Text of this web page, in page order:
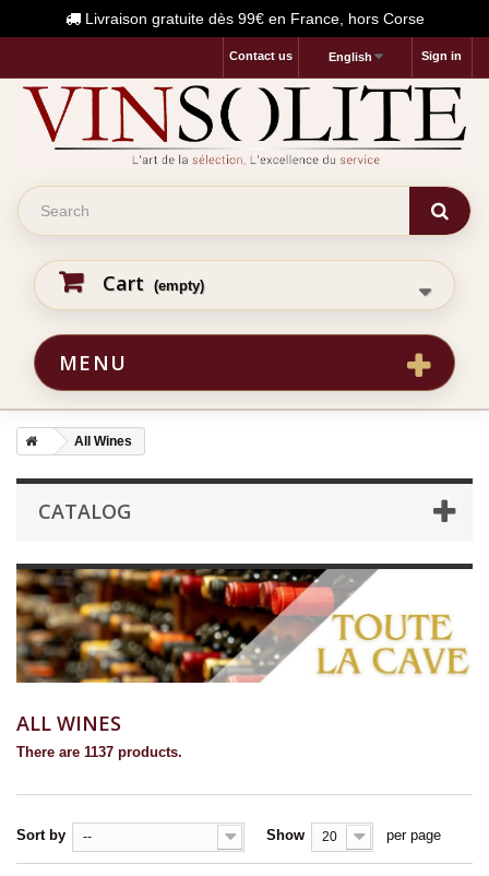
Livraison gratuite dès 99€ en France, hors Corse
Sign in
English
Contact us
Cart (empty)
MENU
All Wines
CATALOG
ALL WINES
There are 1137 products.
Sort by -- Show 20 per page